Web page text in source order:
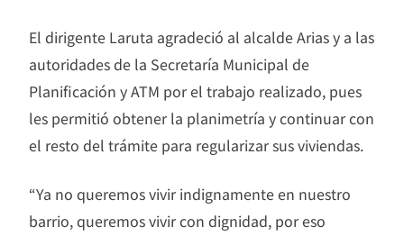
El dirigente Laruta agradeció al alcalde Arias y a las
autoridades de la Secretaría Municipal de
Planificación y ATM por el trabajo realizado, pues
les permitió obtener la planimetría y continuar con
el resto del trámite para regularizar sus viviendas.
“Ya no queremos vivir indignamente en nuestro
barrio, queremos vivir con dignidad, por eso